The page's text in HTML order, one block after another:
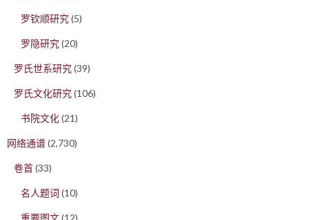
罗钦顺研究(5)
罗隐研究(20)
罗氏世系研究(39)
罗氏文化研究(106)
书院文化(21)
网络通谱(2,730)
卷首(33)
名人题词 (10)
重要图文(12)